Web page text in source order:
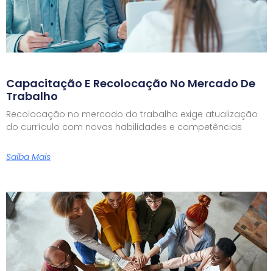
Capacitação E Recolocação No Mercado De
Trabalho
Recolocação no mercado do trabalho exige atualização
do currículo com novas habilidades e competências
Saiba Mais